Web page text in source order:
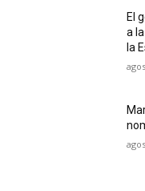
El
a
la